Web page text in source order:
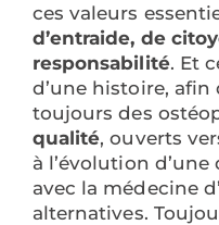
ces valeurs
d’entraide, de
responsabilité. Et
d’une histoire,
toujours des
qualité, ouverts
à l’évolution
avec la médecine
alternatives.